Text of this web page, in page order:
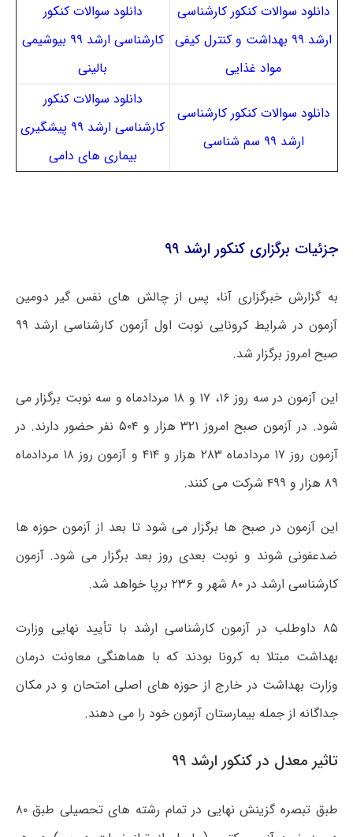
دانلود سوالات کنکور کارشناسی
ارشد ۹۹ بهداشت و کنترل کیفی
مواد غذایی
دانلود سوالات کنکور
کارشناسی ارشد ۹۹ بیوشیمی
بالینی
دانلود سوالات کنکور کارشناسی
ارشد ۹۹ سم شناسی
دانلود سوالات کنکور
کارشناسی ارشد ۹۹ پیشگیری
بیماری های دامی
جزئیات برگزاری کنکور ارشد ۹۹
به گزارش خبرگزاری آنا، پس از چالش های نفس گیر دومین
آزمون در شرایط کرونایی نوبت اول آزمون کارشناسی ارشد ۹۹
صبح امروز برگزار شد.
این آزمون در سه روز ۱۶، ۱۷ و ۱۸ مردادماه و سه نوبت برگزار می
شود. در آزمون صبح امروز ۳۲۱ هزار و ۵۰۴ نفر حضور دارند. در
آزمون روز ۱۷ مردادماه ۲۸۳ هزار و ۴۱۴ و آزمون روز ۱۸ مردادماه
۸۹ هزار و ۴۹۹ شرکت می کنند.
این آزمون در صبح ها برگزار می شود تا بعد از آزمون حوزه ها
ضدعفونی شوند و نوبت بعدی روز بعد برگزار می شود. آزمون
کارشناسی ارشد در ۸۰ شهر و ۲۳۶ برپا خواهد شد.
۸۵ داوطلب در آزمون کارشناسی ارشد با تأیید نهایی وزارت
بهداشت مبتلا به کرونا بودند که با هماهنگی معاونت درمان
وزارت بهداشت در خارج از حوزه های اصلی امتحان و در مکان
جداگانه از جمله بیمارستان آزمون خود را می دهند.
تاثیر معدل در کنکور ارشد ۹۹
طبق تبصره گزینش نهایی در تمام رشته های تحصیلی طبق ۸۰